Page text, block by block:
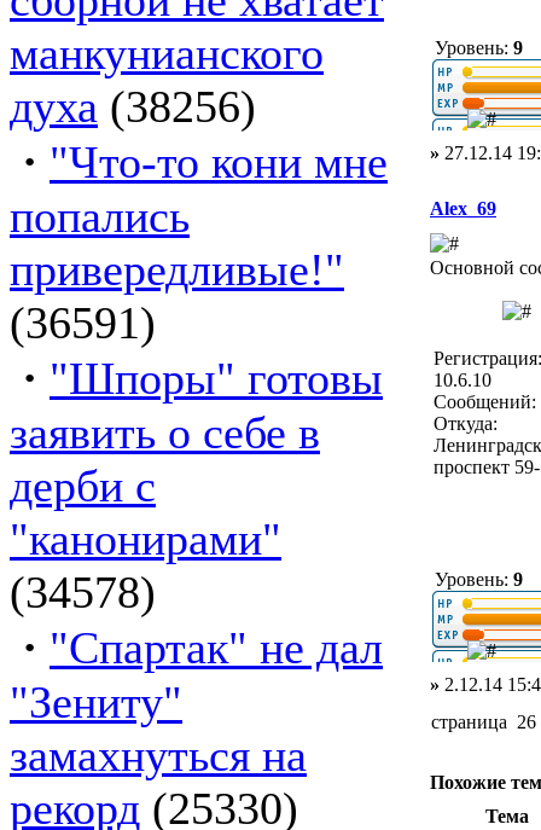
манкунианского
духа (38256)
· "Что-то кони мне
попались
привередливые!"
(36591)
· "Шпоры" готовы
заявить о себе в
дерби с
"канонирами"
(34578)
· "Спартак" не дал
"Зениту"
замахнуться на
рекорд (25330)
Уровень: 9
» 27.12.14
Alex_69
Основной
Регистрация:
10.6.10
Сообщений:
Откуда:
проспект
Уровень: 9
» 2.12.14
страница
Похожие
Тема